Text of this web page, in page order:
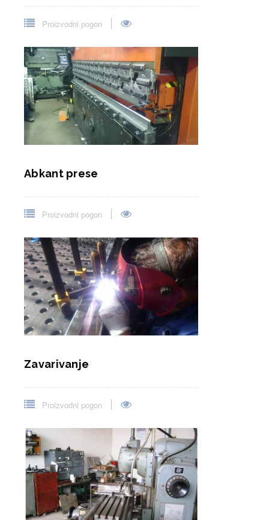
Proizvodni pogon
Abkant prese
Proizvodni pogon
Zavarivanje
Proizvodni pogon